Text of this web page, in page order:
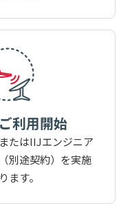
利用開始
たはIIJエンジニア
別途契約）を実施
ます。